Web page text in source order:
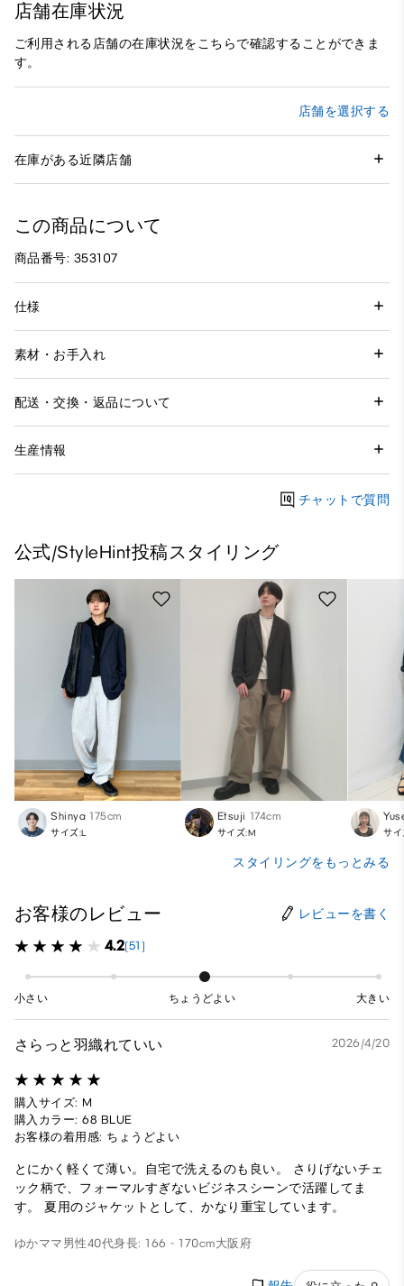
店舗在庫状況
ご利用される店舗の在庫状況をこちらで確認することができま
す。
店舗を選択する
在庫がある近隣店舗
この商品について
商品番号: 353107
仕様
素材・お手入れ
配送・交換・返品について
生産情報
チャットで質問
公式/StyleHint投稿スタイリング
Shinya 175cm
サイズ:L
Etsuji 174cm
サイズ:M サイ
スタイリングをもっとみる
お客様のレビュー レビューを書く
4.2(51)
小さい ちょうどよい 大きい
さらっと羽織れていい 2026/4/20
購入サイズ: M
購入カラー: 68 BLUE
お客様の着用感: ちょうどよい
とにかく軽くて薄い。自宅で洗えるのも良い。 さりげないチェ
ック柄で、フォーマルすぎないビジネスシーンで活躍してま
す。 夏用のジャケットとして、かなり重宝しています。
ゆかママ 男性40代身長: 166 - 170cm大阪府